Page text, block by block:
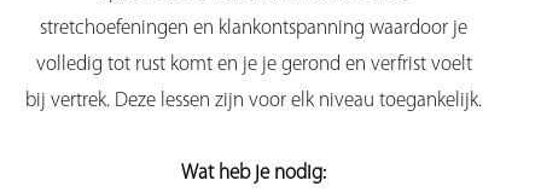
stretchoefeningen en klankontspanning waardoor je
volledig tot rust komt en je je gerond en verfrist voelt
bij vertrek. Deze lessen zijn voor elk niveau toegankelijk.
Wat heb je nodig: